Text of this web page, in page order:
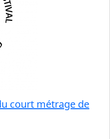
court métrage de